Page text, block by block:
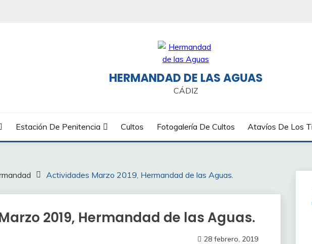
HERMANDAD DE LAS AGUAS
CÁDIZ
Estación De Penitencia Cultos Fotogalería De Cultos Atavíos De Los
Actividades Marzo 2019, Hermandad de las Aguas.
2019, Hermandad de las Aguas.
28 febrero, 2019